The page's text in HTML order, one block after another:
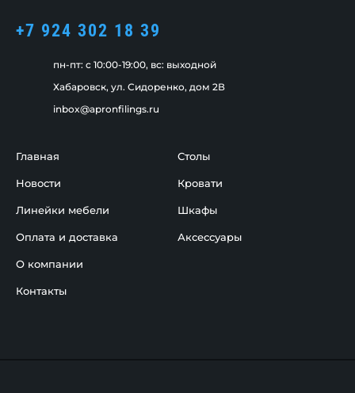
+7 924 302 18 39
пн-пт: c 10:00-19:00, вс: выходной
Хабаровск, ул. Сидоренко, дом 2В
inbox@apronfilings.ru
Главная
Новости
Линейки мебели
Оплата и доставка
О компании
Контакты
Столы
Кровати
Шкафы
Аксессуары